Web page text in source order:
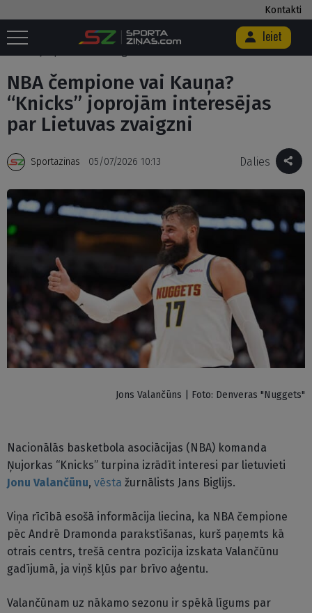
Kontakti
Ieiet
Sākums Basketbols / NBA čempione vai Kauņa? “Knicks” joprojām
NBA čempione vai Kauņa?
“Knicks” joprojām interesējas
par Lietuvas zvaigzni
Sportazinas 05/07/2026 10:13 Dalies
Jons Valančūns | Foto: Denveras "Nuggets"
Nacionālās basketbola asociācijas (NBA) komanda
Ņujorkas “Knicks” turpina izrādīt interesi par lietuvieti
Jonu Valančūnu, vēsta žurnālists Jans Biglijs.
Viņa rīcībā esošā informācija liecina, ka NBA čempione
pēc Andrē Dramonda parakstīšanas, kurš paņemts kā
otrais centrs, trešā centra pozīcija izskata Valančūnu
gadījumā, ja viņš kļūs par brīvo aģentu.
Valančūnam uz nākamo sezonu ir spēkā līgums par